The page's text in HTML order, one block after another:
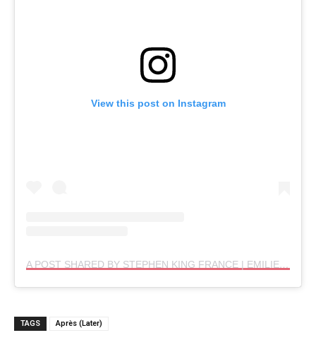
View this post on Instagram
A POST SHARED BY STEPHEN KING FRANCE | EMILIE (@STEPHENKINGFR)
TAGS Après (Later)